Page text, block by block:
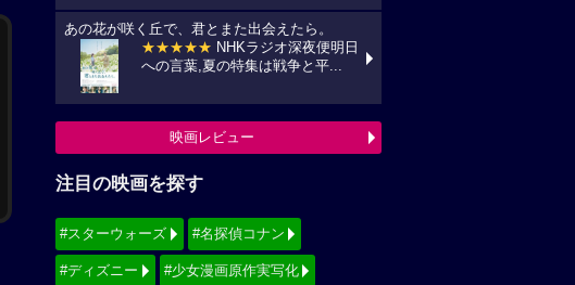
あの花が咲く丘で、君とまた出会えたら。
★★★★★ NHKラジオ深夜便明日
への言葉,夏の特集は戦争と平...
映画レビュー
注目の映画を探す
#スターウォーズ #名探偵コナン
#ディズニー #少女漫画原作実写化